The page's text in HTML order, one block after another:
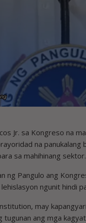
Jr. sa Kongreso na
na
sa mahihinang sektor.
ng Pangulo ang
ngunit hindi
may
ang mga